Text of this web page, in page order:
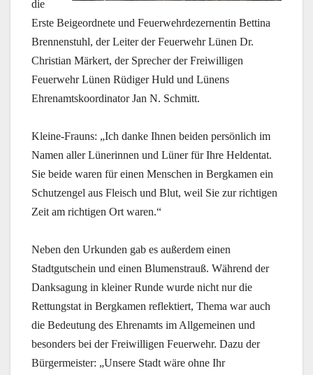
die
Erste Beigeordnete und Feuerwehrdezernentin Bettina
Brennenstuhl, der Leiter der Feuerwehr Lünen Dr.
Christian Märkert, der Sprecher der Freiwilligen
Feuerwehr Lünen Rüdiger Huld und Lünens
Ehrenamtskoordinator Jan N. Schmitt.
Kleine-Frauns: „Ich danke Ihnen beiden persönlich im
Namen aller Lünerinnen und Lüner für Ihre Heldentat.
Sie beide waren für einen Menschen in Bergkamen ein
Schutzengel aus Fleisch und Blut, weil Sie zur richtigen
Zeit am richtigen Ort waren.“
Neben den Urkunden gab es außerdem einen
Stadtgutschein und einen Blumenstrauß. Während der
Danksagung in kleiner Runde wurde nicht nur die
Rettungstat in Bergkamen reflektiert, Thema war auch
die Bedeutung des Ehrenamts im Allgemeinen und
besonders bei der Freiwilligen Feuerwehr. Dazu der
Bürgermeister: „Unsere Stadt wäre ohne Ihr